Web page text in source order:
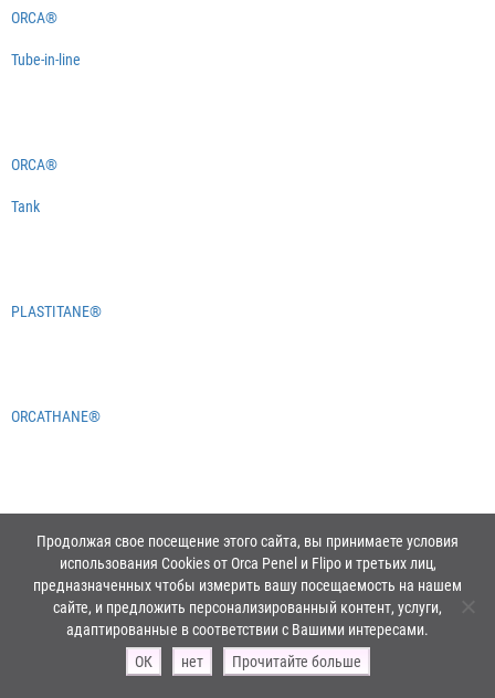
ORCA®
Tube-in-line
ORCA®
Tank
PLASTITANE®
ORCATHANE®
ПРОДУКЦИЯ ORCA КОМПАНИИ PENNEL
AND FLIPO ПРОШЛА СЕРТИФИКАЦИЮ
Качество, единая философия
Продолжая свое посещение этого сайта, вы принимаете условия
использования Cookies от Orca Penel и Flipo и третьих лиц,
предназначенных чтобы измерить вашу посещаемость на нашем
сайте, и предложить персонализированный контент, услуги,
адаптированные в соответствии с Вашими интересами.
ОК
нет Прочитайте больше